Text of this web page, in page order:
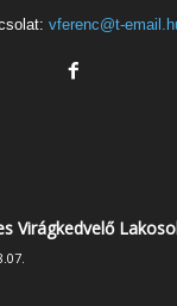
vferenc@t-
Virágkedvelő